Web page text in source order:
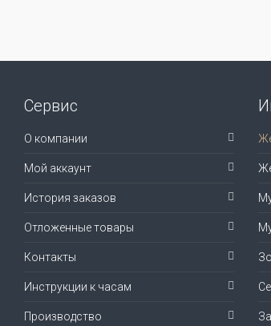
Сервис
О компании
Мой аккаунт
История заказов
Отложенные товары
Контакты
Инструкции к часам
Производство